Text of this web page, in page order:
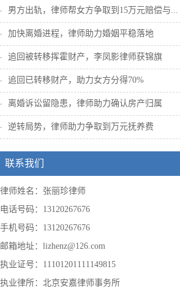
男方出轨，律师帮女方争取到15万元赔偿与...
加快离婚进程，律师助力婚姻平稳落地
追回被转移挥霍财产，李凤影律师获锦旗
追回已转移财产，助力女方分得70%
离婚诉讼留隐患，律师助力确认房产归属
逆转局势，律师助力争取到万元抚养费
联系我们
律师姓名：张丽珍律师
电话号码：13120267676
手机号码：13120267676
邮箱地址：lizhenz@126.com
执业证号：11101201111149815
执业律所：北京安嘉律师事务所